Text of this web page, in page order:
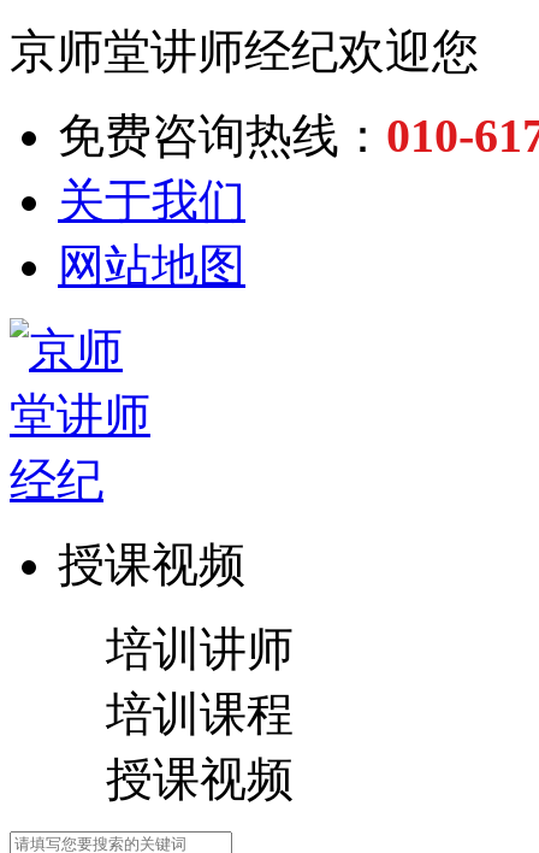
京师堂讲师经纪欢迎您
免费咨询热线： 010-
关于我们
网站地图
授课视频
培训讲师
培训课程
授课视频